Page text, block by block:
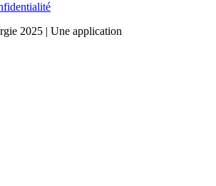
2025 | Une application